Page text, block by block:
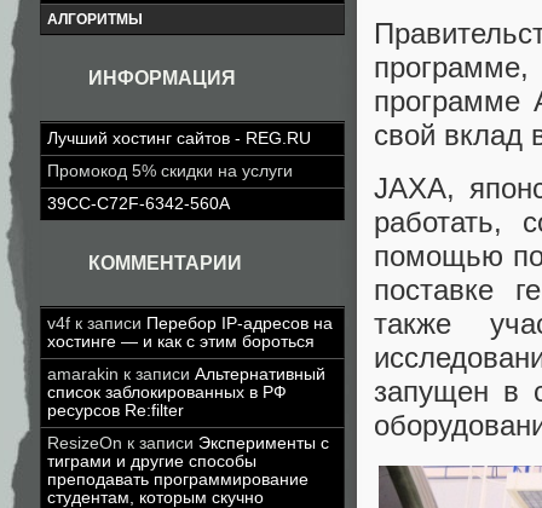
АЛГОРИТМЫ
ИНФОРМАЦИЯ
Лучший хостинг сайтов - REG.RU
Промокод 5% скидки на услуги
39CC-C72F-6342-560A
КОММЕНТАРИИ
v4f к записи Перебор IP-адресов на
хостинге — и как с этим бороться
amarakin к записи Альтернативный
список заблокированных в РФ
ресурсов Re:filter
ResizeOn к записи Эксперименты с
тиграми и другие способы
преподавать программирование
студентам, которым скучно
программе
свой вклад
JAXA,
работать,
помощью
поставке
также
запущен в